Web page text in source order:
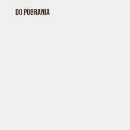
DO POBRANIA